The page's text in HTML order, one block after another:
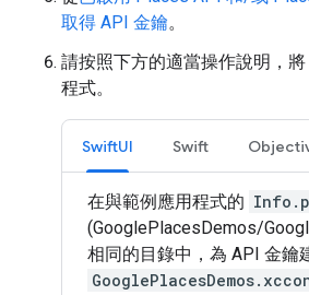
取得 API 金鑰。
請按照下方的適當操作說明，
程式。
SwiftUI Swift
在與範例應用程式的
(GooglePlacesDemos/
相同的目錄中，為 API 金鑰